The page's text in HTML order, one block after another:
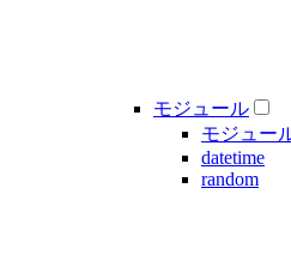
モジュール
モジュー
datetime
random